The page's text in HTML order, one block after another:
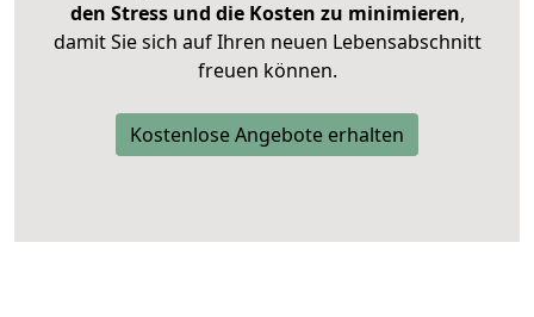
den Stress und die Kosten zu minimieren,
damit Sie sich auf Ihren neuen Lebensabschnitt
freuen können.
Kostenlose Angebote erhalten